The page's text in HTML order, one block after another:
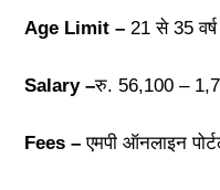
Age Limit – 21 से 35
Salary –रु. 56,100 –
Fees –एमपी ऑनलाइन